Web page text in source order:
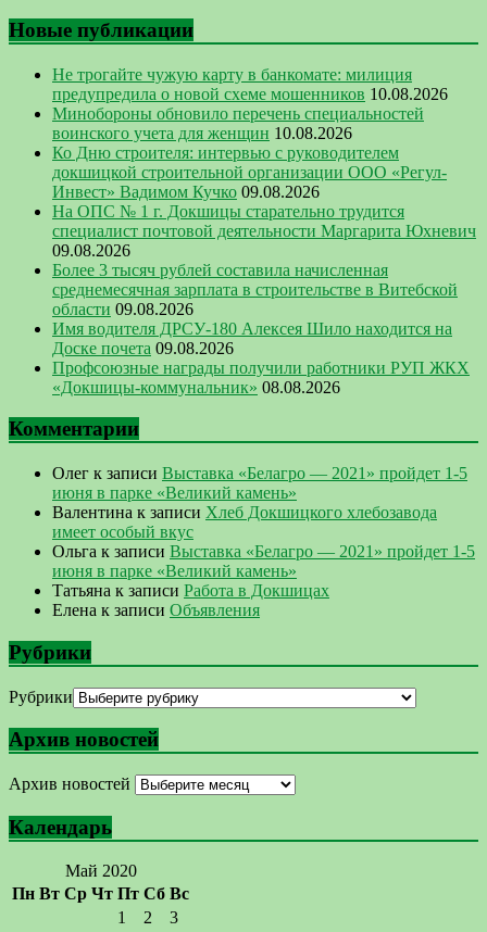
Новые публикации
Не трогайте чужую карту в банкомате: милиция
предупредила о новой схеме мошенников 10.08.2026
Минобороны обновило перечень специальностей
воинского учета для женщин 10.08.2026
Ко Дню строителя: интервью с руководителем
докшицкой строительной организации ООО «Регул-
Инвест» Вадимом Кучко 09.08.2026
На ОПС № 1 г. Докшицы старательно трудится
специалист почтовой деятельности Маргарита Юхневич
09.08.2026
Более 3 тысяч рублей составила начисленная
среднемесячная зарплата в строительстве в Витебской
области 09.08.2026
Имя водителя ДРСУ-180 Алексея Шило находится на
Доске почета 09.08.2026
Профсоюзные награды получили работники РУП ЖКХ
«Докшицы-коммунальник» 08.08.2026
Комментарии
Олег к записи Выставка «Белагро — 2021» пройдет 1-5
июня в парке «Великий камень»
Валентина к записи Хлеб Докшицкого хлебозавода
имеет особый вкус
Ольга к записи Выставка «Белагро — 2021» пройдет 1-5
июня в парке «Великий камень»
Татьяна к записи Работа в Докшицах
Елена к записи Объявления
Рубрики
Рубрики
Архив новостей
Архив новостей
Календарь
Май 2020
Пн Вт Ср Чт Пт Сб Вс
1 2
3